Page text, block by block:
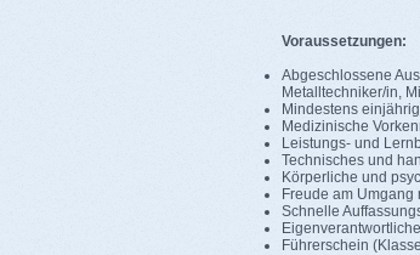
Voraussetzungen:
Abgeschlossene
Metalltechniker/in,
Mindestens
Medizinische
Leistungs- und
Technisches und
Körperliche und
Freude am
Schnelle
Führerschein